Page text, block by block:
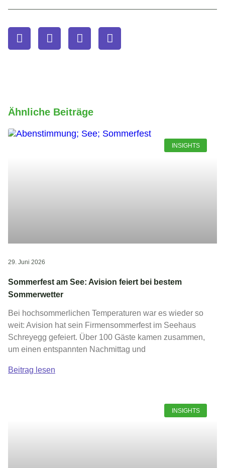
Ähnliche Beiträge
INSIGHTS
Sommerfest am See: Avision feiert bei bestem
Sommerwetter
Bei hochsommerlichen Temperaturen war es wieder so
weit: Avision hat sein Firmensommerfest im Seehaus
Schreyegg gefeiert. Über 100 Gäste kamen zusammen,
um einen entspannten Nachmittag und
Beitrag lesen
29. Juni 2026
INSIGHTS